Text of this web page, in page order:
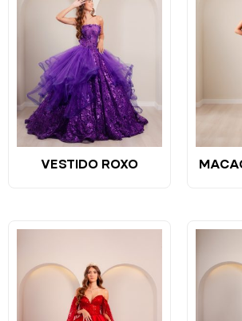
VESTIDO ROXO